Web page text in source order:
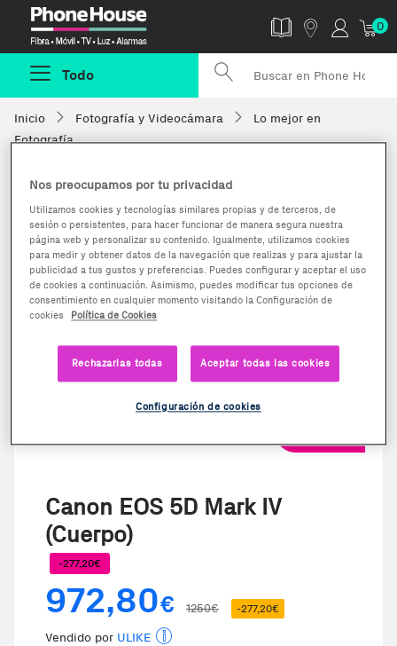
0
Todo
Inicio Fotografía y Videocámara
Lo mejor en
Fotografía
Canon EOS 5D Mark IV
(Cuerpo)
-277,20€
972,80€ 1250€ -277,20€
Vendido por ULIKE
Nos preocupamos por tu privacidad
Utilizamos cookies y tecnologías similares propias y de terceros, de
sesión o persistentes, para hacer funcionar de manera segura nuestra
página web y personalizar su contenido. Igualmente, utilizamos cookies
para medir y obtener datos de la navegación que realizas y para ajustar la
publicidad a tus gustos y preferencias. Puedes configurar y aceptar el uso
de cookies a continuación. Asimismo, puedes modificar tus opciones de
consentimiento en cualquier momento visitando la Configuración de
cookies
Política de Cookies
Rechazarlas todas Aceptar todas las cookies
Configuración de cookies